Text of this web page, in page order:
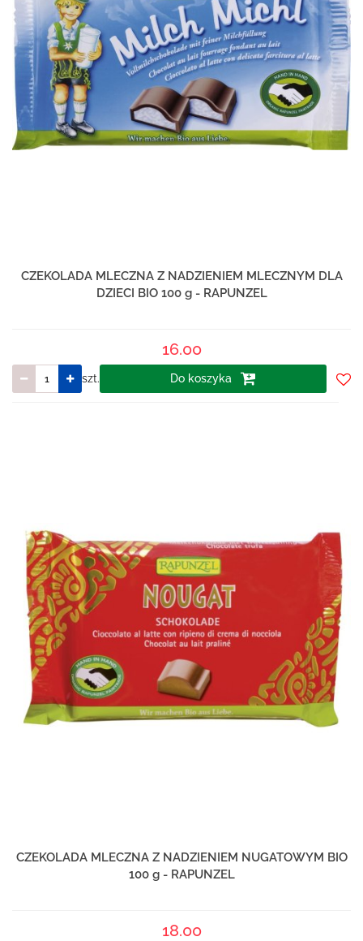
CZEKOLADA MLECZNA Z NADZIENIEM MLECZNYM DLA
DZIECI BIO 100 g - RAPUNZEL
16.00
szt. Do koszyka
CZEKOLADA MLECZNA Z NADZIENIEM NUGATOWYM BIO
100 g - RAPUNZEL
18.00